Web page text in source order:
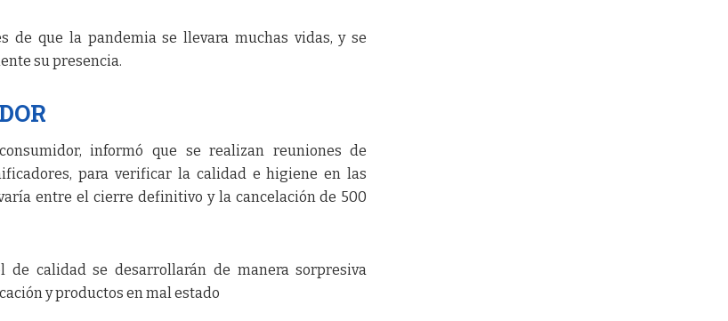
de que la pandemia se llevara muchas vidas, y se
su presencia.
informó que se realizan reuniones de
para verificar la calidad e higiene en las
entre el cierre definitivo y la cancelación de 500
de calidad se desarrollarán de manera sorpresiva
y productos en mal estado